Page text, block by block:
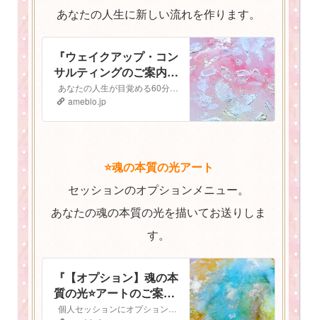
あなたの人生に新しい流れを作ります。
『ウェイクアップ・コン
サルティングのご案内
⭐️』
ameblo.jp
⭐️魂の本質の光アート
セッションのオプションメニュー。
あなたの魂の本質の光を描いてお送りしま
す。
『【オプション】魂の本
質の光⭐️アートのご案
内』